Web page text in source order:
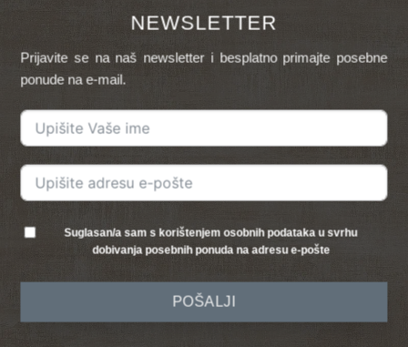
NEWSLETTER
Prijavite se na naš newsletter i besplatno primajte posebne
ponude na e-mail.
Suglasan/a sam s korištenjem osobnih podataka u svrhu
dobivanja posebnih ponuda na adresu e-pošte
POŠALJI